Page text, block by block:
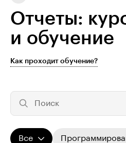
Отчеты:
и обучение
Как проходит обучение?
Поиск
Все